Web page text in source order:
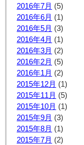
2016年7月 (5)
2016年6月 (1)
2016年5月 (3)
2016年4月 (1)
2016年3月 (2)
2016年2月 (5)
2016年1月 (2)
2015年12月 (1)
2015年11月 (5)
2015年10月 (1)
2015年9月 (3)
2015年8月 (1)
2015年7月 (2)